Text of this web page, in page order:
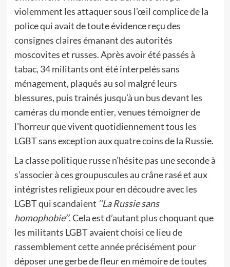
violemment les attaquer sous l’œil complice de la
police qui avait de toute évidence reçu des
consignes claires émanant des autorités
moscovites et russes. Après avoir été passés à
tabac, 34 militants ont été interpelés sans
ménagement, plaqués au sol malgré leurs
blessures, puis trainés jusqu’à un bus devant les
caméras du monde entier, venues témoigner de
l’horreur que vivent quotidiennement tous les
LGBT sans exception aux quatre coins de la Russie.
La classe politique russe n’hésite pas une seconde à
s’associer à ces groupuscules au crâne rasé et aux
intégristes religieux pour en découdre avec les
LGBT qui scandaient ‘‘La Russie sans
homophobie’’. Cela est d’autant plus choquant que
les militants LGBT avaient choisi ce lieu de
rassemblement cette année précisément pour
déposer une gerbe de fleur en mémoire de toutes